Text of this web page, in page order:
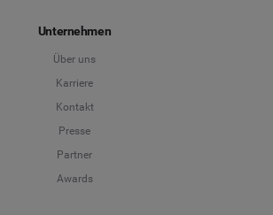
Unternehmen
Über uns
Karriere
Kontakt
Presse
Partner
Awards